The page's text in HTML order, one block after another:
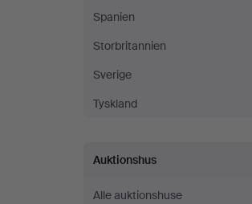
Spanien
Storbritannien
Sverige
Tyskland
Auktionshus
Alle auktionshuse